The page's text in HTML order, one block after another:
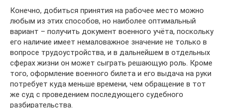
Конечно, добиться принятия на рабочее место можно
любым из этих способов, но наиболее оптимальный
вариант – получить документ военного учёта, поскольку
его наличие имеет немаловажное значение не только в
вопросе трудоустройства, и в дальнейшем в отдельных
сферах жизни он может сыграть решающую роль. Кроме
того, оформление военного билета и его выдача на руки
потребует куда меньше времени, чем обращение в тот
же суд с проведением последующего судебного
разбирательства.